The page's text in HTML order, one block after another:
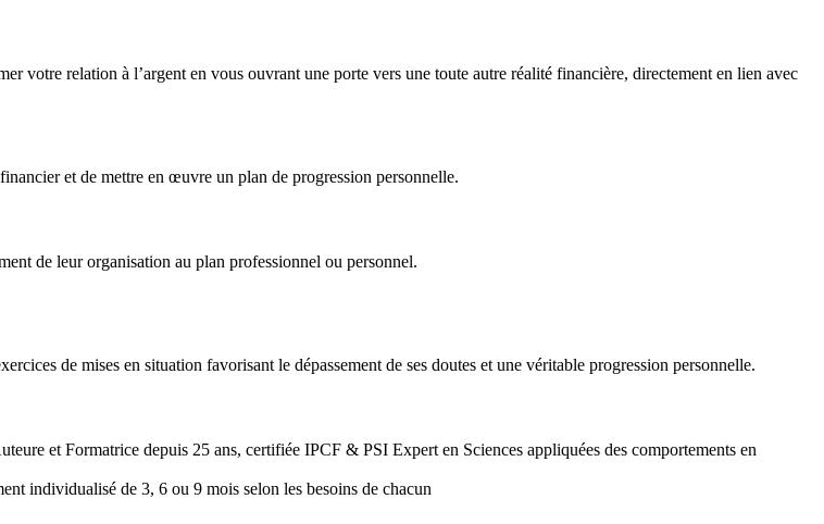
relation à l’argent en vous ouvrant une porte vers une toute autre réalité financière, directement en lien avec
et de mettre en œuvre un plan de progression personnelle.
de leur organisation au plan professionnel ou personnel.
de mises en situation favorisant le dépassement de ses doutes et une véritable progression personnelle.
et Formatrice depuis 25 ans, certifiée IPCF & PSI Expert en Sciences appliquées des comportements en
individualisé de 3, 6 ou 9 mois selon les besoins de chacun